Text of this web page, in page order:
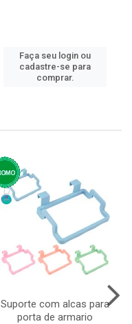
Faça seu login ou
cadastre-se para
comprar.
Suporte com alcas para
porta de armario